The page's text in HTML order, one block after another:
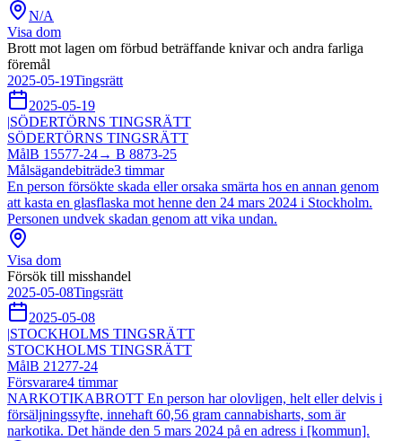
N/A
Visa dom
Brott mot lagen om förbud beträffande knivar och andra farliga
föremål
2025-05-19Tingsrätt
2025-05-19
|SÖDERTÖRNS TINGSRÄTT
SÖDERTÖRNS TINGSRÄTT
MålB 15577-24→ B 8873-25
Målsägandebiträde3 timmar
En person försökte skada eller orsaka smärta hos en annan genom
att kasta en glasflaska mot henne den 24 mars 2024 i Stockholm.
Personen undvek skadan genom att vika undan.
Visa dom
Försök till misshandel
2025-05-08Tingsrätt
2025-05-08
|STOCKHOLMS TINGSRÄTT
STOCKHOLMS TINGSRÄTT
MålB 21277-24
Försvarare4 timmar
NARKOTIKABROTT En person har olovligen, helt eller delvis i
försäljningssyfte, innehaft 60,56 gram cannabisharts, som är
narkotika. Det hände den 5 mars 2024 på en adress i [kommun].